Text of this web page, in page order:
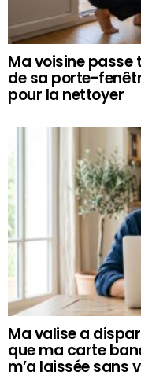
Ma voisine
de sa porte-
pour la nettoyer
Ma valise a
que ma carte
m’a laissée sans